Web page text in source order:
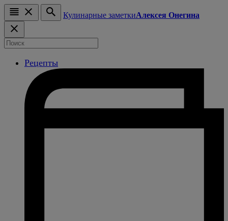
Кулинарные заметкиАлексея Онегина
Рецепты